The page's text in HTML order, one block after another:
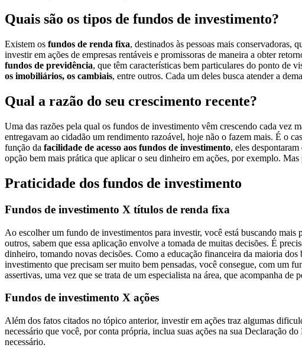
Quais são os tipos de fundos de investimento?
Existem os fundos de renda fixa, destinados às pessoas mais conservadoras,
investir em ações de empresas rentáveis e promissoras de maneira a obter
fundos de previdência, que têm características bem particulares do ponto de
os imobiliários, os cambiais, entre outros. Cada um deles busca atender a
Qual a razão do seu crescimento recente?
Uma das razões pela qual os fundos de investimento vêm crescendo cada vez
entregavam ao cidadão um rendimento razoável, hoje não o fazem mais. É o
função da facilidade de acesso aos fundos de investimento, eles
opção bem mais prática que aplicar o seu dinheiro em ações, por exemplo.
Praticidade dos fundos de investimento
Fundos de investimento X títulos de renda fixa
Ao escolher um fundo de investimentos para investir, você está buscando
outros, sabem que essa aplicação envolve a tomada de muitas decisões. É
dinheiro, tomando novas decisões. Como a educação financeira da maioria
investimento que precisam ser muito bem pensadas, você consegue, com um
assertivas, uma vez que se trata de um especialista na área, que acompanha de
Fundos de investimento X ações
Além dos fatos citados no tópico anterior, investir em ações traz algumas
necessário que você, por conta própria, inclua suas ações na sua Declaração
necessário.